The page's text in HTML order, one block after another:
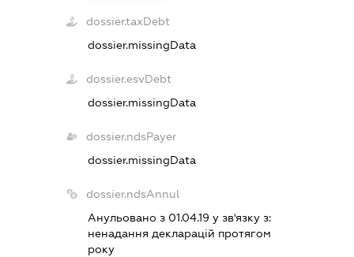
dossier.taxDebt
dossier.missingData
dossier.esvDebt
dossier.missingData
dossier.ndsPayer
dossier.missingData
dossier.ndsAnnul
Анульовано з 01.04.19 у зв'язку з:
ненадання декларацiй протягом
року